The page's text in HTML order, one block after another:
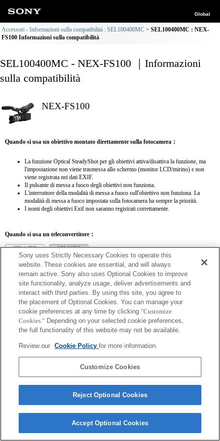
Global
Accessori - Informazioni sulla compatibilità : SEL100400MC
SEL100400MC : NEX-
FS100 Informazioni sulla compatibilità
SEL100400MC - NEX-FS100 ｜Informazioni
sulla compatibilità
NEX-FS100
Quando si usa un obiettivo montato direttamente sulla fotocamera：
La funzione Optical SteadyShot per gli obiettivi attiva/disattiva la funzione, ma
l'impostazione non viene trasmessa allo schermo (monitor LCD/mirino) e non
viene registrata nei dati EXIF.
Il pulsante di messa a fuoco degli obiettivi non funziona.
L'interruttore della modalità di messa a fuoco sull'obiettivo non funziona. La
modalità di messa a fuoco impostata sulla fotocamera ha sempre la priorità.
I nomi degli obiettivi Exif non saranno registrati correttamente.
Quando si usa un teleconvertitore：
SEL14TC SEL20TC
SEL14TC
La lunghezza focale e l'apertura massima per il nome Exif dell'obiettivo saranno
espressi usando fattori di ingrandimento. Tuttavia, i valori del diaframma moltiplicati
per l'ingrandimento pari a 10 o superiori non verranno visualizzati correttamente.
Terms of Use Contact Us
Sony uses Strictly Necessary Cookies to operate this
website. These cookies are essential, and will always
remain active. Sony also uses Optional Cookies to improve
site functionality, analyze usage, deliver advertisements and
interact with third parties. By using this site, you agree to
the placement of Optional Cookies. You can manage your
cookie preferences at any time by clicking "Customize
Cookies." Depending on your selected cookie preferences,
the full functionality of this website may not be available.
Review our Cookie Policyfor more information.
Customize Cookies
Reject Optional Cookies
Accept Optional Cookies